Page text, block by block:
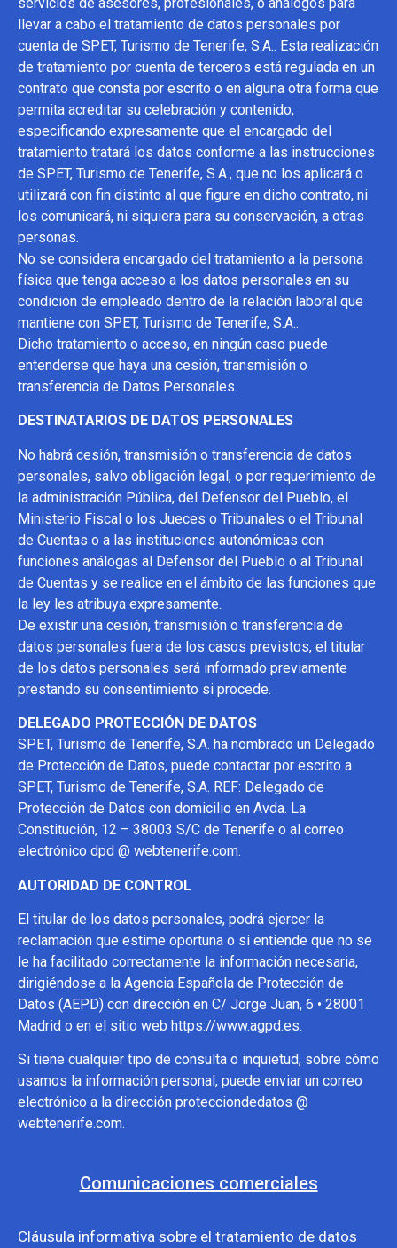
llevar a cabo el tratamiento de datos personales por
cuenta de SPET, Turismo de Tenerife, S.A.. Esta realización
de tratamiento por cuenta de terceros está regulada en un
contrato que consta por escrito o en alguna otra forma que
permita acreditar su celebración y contenido,
especificando expresamente que el encargado del
tratamiento tratará los datos conforme a las instrucciones
de SPET, Turismo de Tenerife, S.A., que no los aplicará o
utilizará con fin distinto al que figure en dicho contrato, ni
los comunicará, ni siquiera para su conservación, a otras
personas.
No se considera encargado del tratamiento a la persona
física que tenga acceso a los datos personales en su
condición de empleado dentro de la relación laboral que
mantiene con SPET, Turismo de Tenerife, S.A..
Dicho tratamiento o acceso, en ningún caso puede
entenderse que haya una cesión, transmisión o
transferencia de Datos Personales.
DESTINATARIOS DE DATOS PERSONALES
No habrá cesión, transmisión o transferencia de datos
personales, salvo obligación legal, o por requerimiento de
la administración Pública, del Defensor del Pueblo, el
Ministerio Fiscal o los Jueces o Tribunales o el Tribunal
de Cuentas o a las instituciones autonómicas con
funciones análogas al Defensor del Pueblo o al Tribunal
de Cuentas y se realice en el ámbito de las funciones que
la ley les atribuya expresamente.
De existir una cesión, transmisión o transferencia de
datos personales fuera de los casos previstos, el titular
de los datos personales será informado previamente
prestando su consentimiento si procede.
DELEGADO PROTECCIÓN DE DATOS
SPET, Turismo de Tenerife, S.A. ha nombrado un Delegado
de Protección de Datos, puede contactar por escrito a
SPET, Turismo de Tenerife, S.A. REF: Delegado de
Protección de Datos con domicilio en Avda. La
Constitución, 12 – 38003 S/C de Tenerife o al correo
electrónico dpd @ webtenerife.com.
AUTORIDAD DE CONTROL
El titular de los datos personales, podrá ejercer la
reclamación que estime oportuna o si entiende que no se
le ha facilitado correctamente la información necesaria,
dirigiéndose a la Agencia Española de Protección de
Datos (AEPD) con dirección en C/ Jorge Juan, 6 • 28001
Madrid o en el sitio web https://www.agpd.es.
Si tiene cualquier tipo de consulta o inquietud, sobre cómo
usamos la información personal, puede enviar un correo
electrónico a la dirección protecciondedatos @
webtenerife.com.
Comunicaciones comerciales
Cláusula informativa sobre el tratamiento de datos